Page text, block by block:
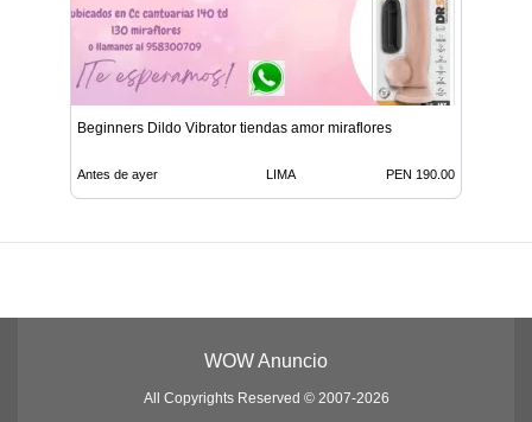
Beginners Dildo Vibrator tiendas amor miraflores
Antes de ayer LIMA PEN 190.00
WOW Anuncio
All Copyrights Reserved © 2007-2026